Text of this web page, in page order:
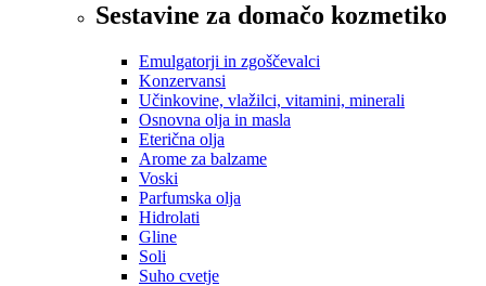
Sestavine za domačo kozmetiko
Emulgatorji in zgoščevalci
Konzervansi
Učinkovine, vlažilci, vitamini, minerali
Osnovna olja in masla
Eterična olja
Arome za balzame
Voski
Parfumska olja
Hidrolati
Gline
Soli
Suho cvetje